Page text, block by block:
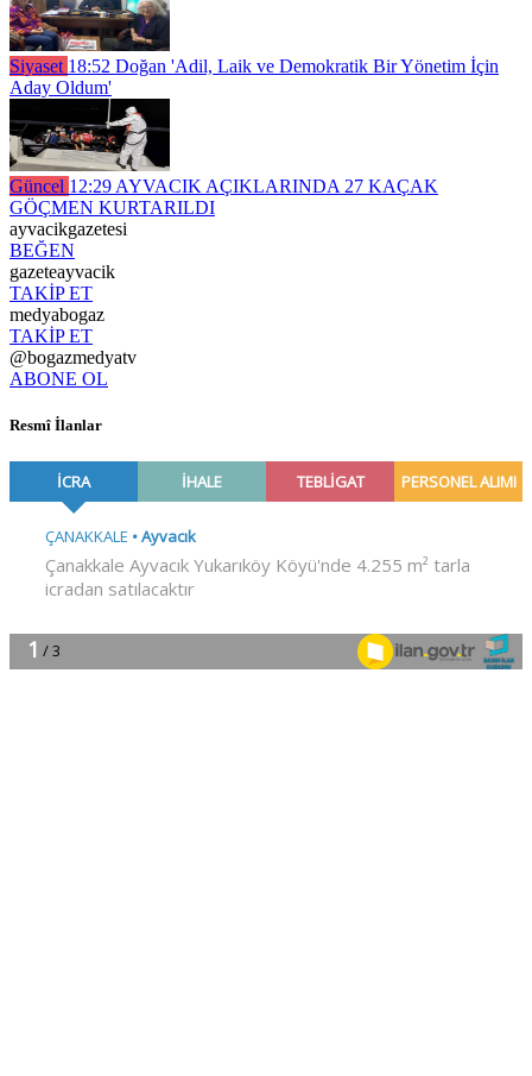
Siyaset 18:52 Doğan 'Adil, Laik ve Demokratik Bir Yönetim İçin
Aday Oldum'
Güncel 12:29 AYVACIK AÇIKLARINDA 27 KAÇAK
GÖÇMEN KURTARILDI
ayvacikgazetesi
BEĞEN
gazeteayvacik
TAKİP ET
medyabogaz
TAKİP ET
@bogazmedyatv
ABONE OL
Resmî İlanlar